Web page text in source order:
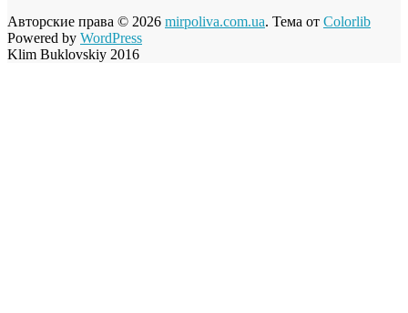
Авторские права © 2026 mirpoliva.com.ua. Тема от Colorlib
Powered by WordPress
Klim Buklovskiy 2016